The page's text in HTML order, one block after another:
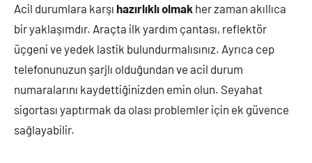
Acil durumlara karşı hazırlıklı olmak her zaman akıllıca
bir yaklaşımdır. Araçta ilk yardım çantası, reflektör
üçgeni ve yedek lastik bulundurmalısınız. Ayrıca cep
telefonunuzun şarjlı olduğundan ve acil durum
numaralarını kaydettiğinizden emin olun. Seyahat
sigortası yaptırmak da olası problemler için ek güvence
sağlayabilir.